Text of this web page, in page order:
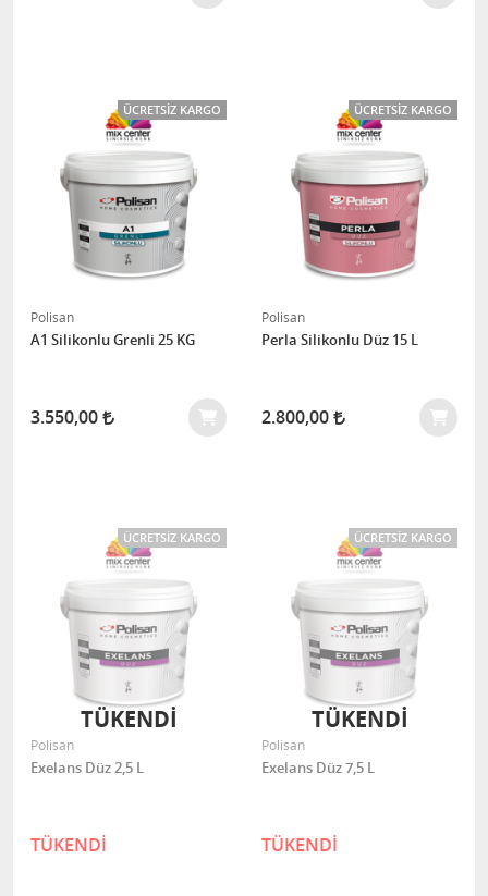
ÜCRETSIZ KARGO
Polisan
A1 Silikonlu Grenli 25 KG
3.550,00
ÜCRETSIZ KARGO
Polisan
Perla Silikonlu Düz 15 L
2.800,00
ÜCRETSIZ KARGO
Polisan
Exelans Düz 2,5 L
TÜKENDİ
TÜKENDİ
ÜCRETSIZ KARGO
Polisan
Exelans Düz 7,5 L
TÜKENDİ
TÜKENDİ